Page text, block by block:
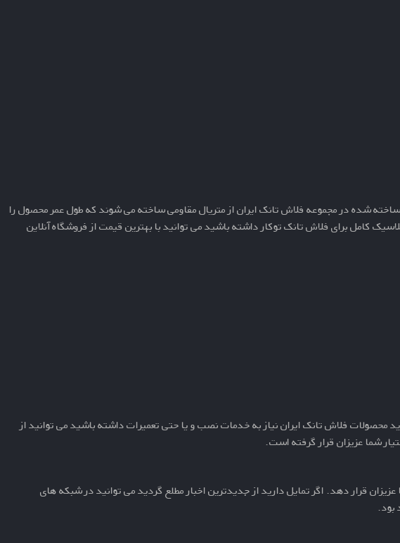
شده در مجموعه فلاش تانک ایران از متریال مقاومی ساخته می شوند که طول عمر محصول را
کاملبرای فلاش تانک توکار داشته باشید می توانید با بهترین قیمت از فروشگاه آنلاین
فلاش تانک ایران نیاز به خدمات نصب و یا حتی تعمیرات داشته باشید می توانید از
شما عزیزان قرار گرفته است.
قرار دهد. اگر تمایل دارید از جدیدترین اخبار مطلع گردید می توانید در شبکه های
بود.